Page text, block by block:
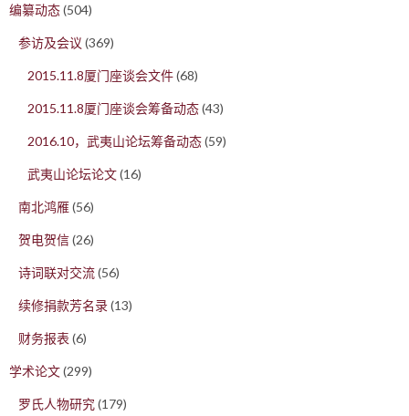
编纂动态(504)
参访及会议 (369)
2015.11.8厦门座谈会文件(68)
2015.11.8厦门座谈会筹备动态(43)
2016.10，武夷山论坛筹备动态(59)
武夷山论坛论文(16)
南北鸿雁(56)
贺电贺信(26)
诗词联对交流(56)
续修捐款芳名录(13)
财务报表 (6)
学术论文(299)
罗氏人物研究(179)